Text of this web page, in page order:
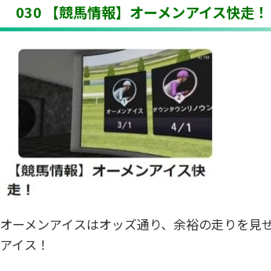
030 【競馬情報】オーメンアイス快走！
オーメンアイスはオッズ通り、余裕の走りを
アイス！